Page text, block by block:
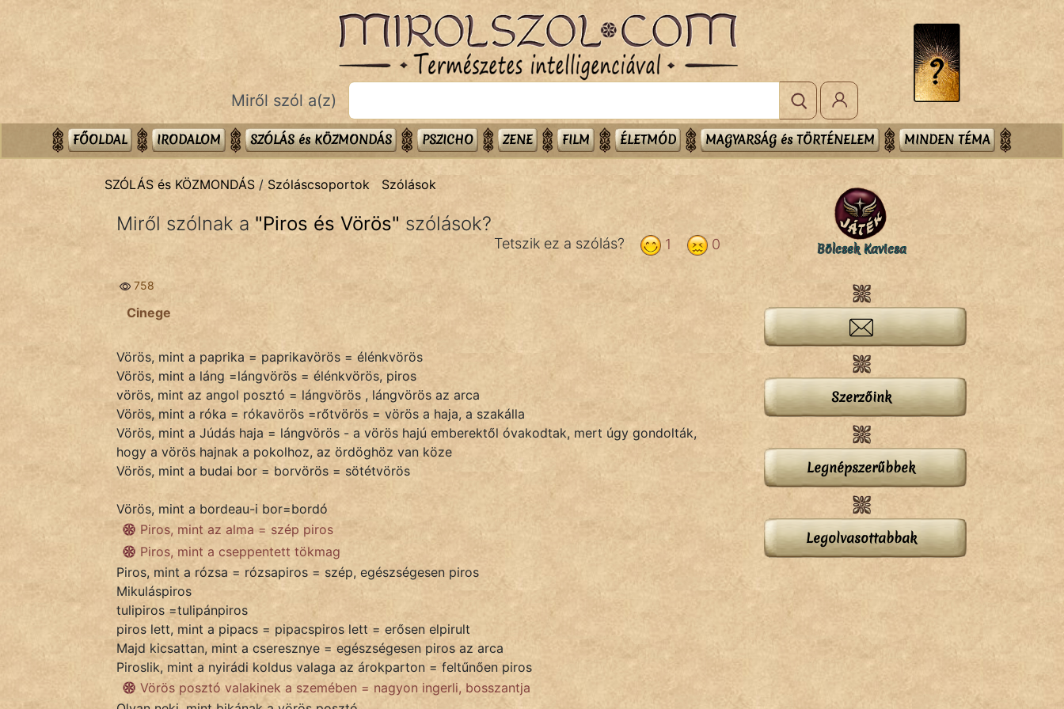
Bibliai
Közmondások
Szóláscsoportok
KÖZMONDÁS
FILM
Miről szól a(z)
FŐOLDAL IRODALOM SZÓLÁS és KÖZMONDÁS PSZICHO ZENE FILM ÉLETMÓD MAGYARSÁG és TÖRTÉNELEM MINDEN TÉMA
SZÓLÁS és KÖZMONDÁS / Szóláscsoportok Szólások
Miről szólnak a "Piros és Vörös" szólások?
0
1
Tetszik ez a szólás?
758
Cinege
Vörös, mint a paprika = paprikavörös = élénkvörös
Vörös, mint a láng =lángvörös = élénkvörös, piros
vörös, mint az angol posztó = lángvörös , lángvörös az arca
Vörös, mint a róka = rókavörös =rőtvörös = vörös a haja, a szakálla
Vörös, mint a Júdás haja = lángvörös - a vörös hajú emberektől óvakodtak, mert úgy gondolták,
hogy a vörös hajnak a pokolhoz, az ördöghöz van köze
Vörös, mint a budai bor = borvörös = sötétvörös
Vörös, mint a bordeau-i bor=bordó
Piros, mint az alma = szép piros
Piros, mint a cseppentett tökmag
Piros, mint a rózsa = rózsapiros = szép, egészségesen piros
Mikuláspiros
tulipiros =tulipánpiros
piros lett, mint a pipacs = pipacspiros lett = erősen elpirult
Majd kicsattan, mint a cseresznye = egészségesen piros az arca
Piroslik, mint a nyirádi koldus valaga az árokparton = feltűnően piros
Vörös posztó valakinek a szemében = nagyon ingerli, bosszantja
Bölcsek Kavicsa
Szerzőink
Legnépszerűbbek
Legolvasottabbak